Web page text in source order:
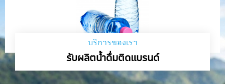
บริการของเรา
รับผลิตน้ำดื่มติดแบรนด์